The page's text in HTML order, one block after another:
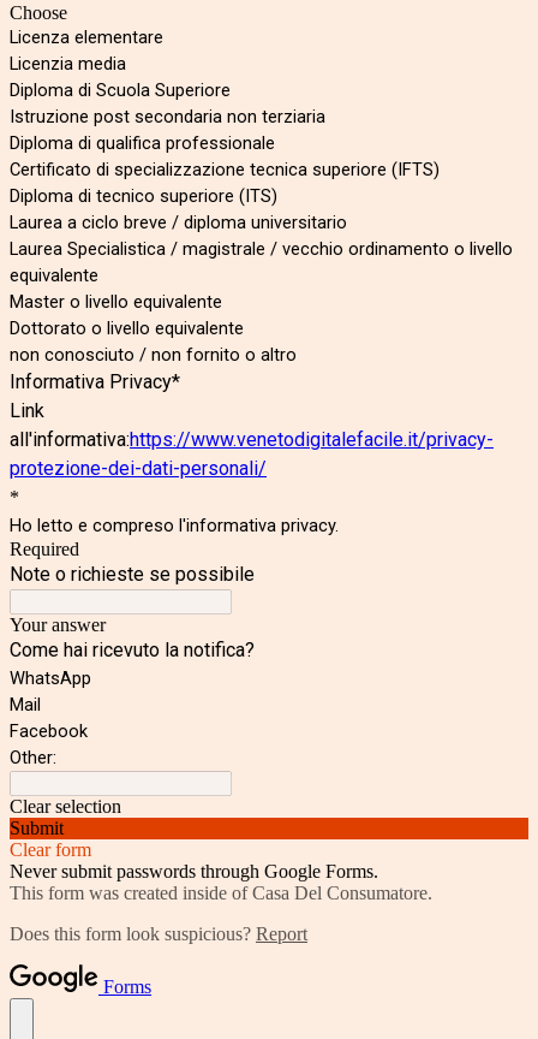
Choose
Licenza elementare
Licenzia media
Diploma di Scuola Superiore
Istruzione post secondaria non terziaria
Diploma di qualifica professionale
Certificato di specializzazione tecnica superiore (IFTS)
Diploma di tecnico superiore (ITS)
Laurea a ciclo breve / diploma universitario
Laurea Specialistica / magistrale / vecchio ordinamento o livello
equivalente
Master o livello equivalente
Dottorato o livello equivalente
non conosciuto / non fornito o altro
Informativa Privacy*
Link
all'informativa:https://www.venetodigitalefacile.it/privacy-
protezione-dei-dati-personali/
*
Ho letto e compreso l'informativa privacy.
Required
Note o richieste se possibile
Your answer
Come hai ricevuto la notifica?
WhatsApp
Mail
Facebook
Other:
Clear selection
Submit
Clear form
Never submit passwords through Google Forms.
This form was created inside of Casa Del Consumatore.
Does this form look suspicious? Report
Forms